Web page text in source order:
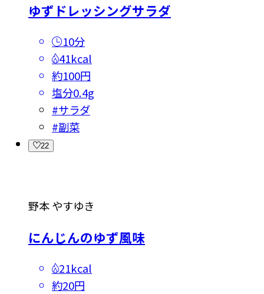
ゆずドレッシングサラダ
10分
41kcal
約100円
塩分0.4g
#サラダ
#副菜
22
野本 やすゆき
にんじんのゆず風味
21kcal
約20円